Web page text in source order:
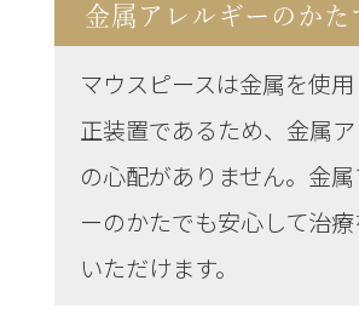
金属アレルギーのかた
マウスピースは金属を使
正装置であるため、金属
の心配がありません。金
ーのかたでも安心して治
いただけます。